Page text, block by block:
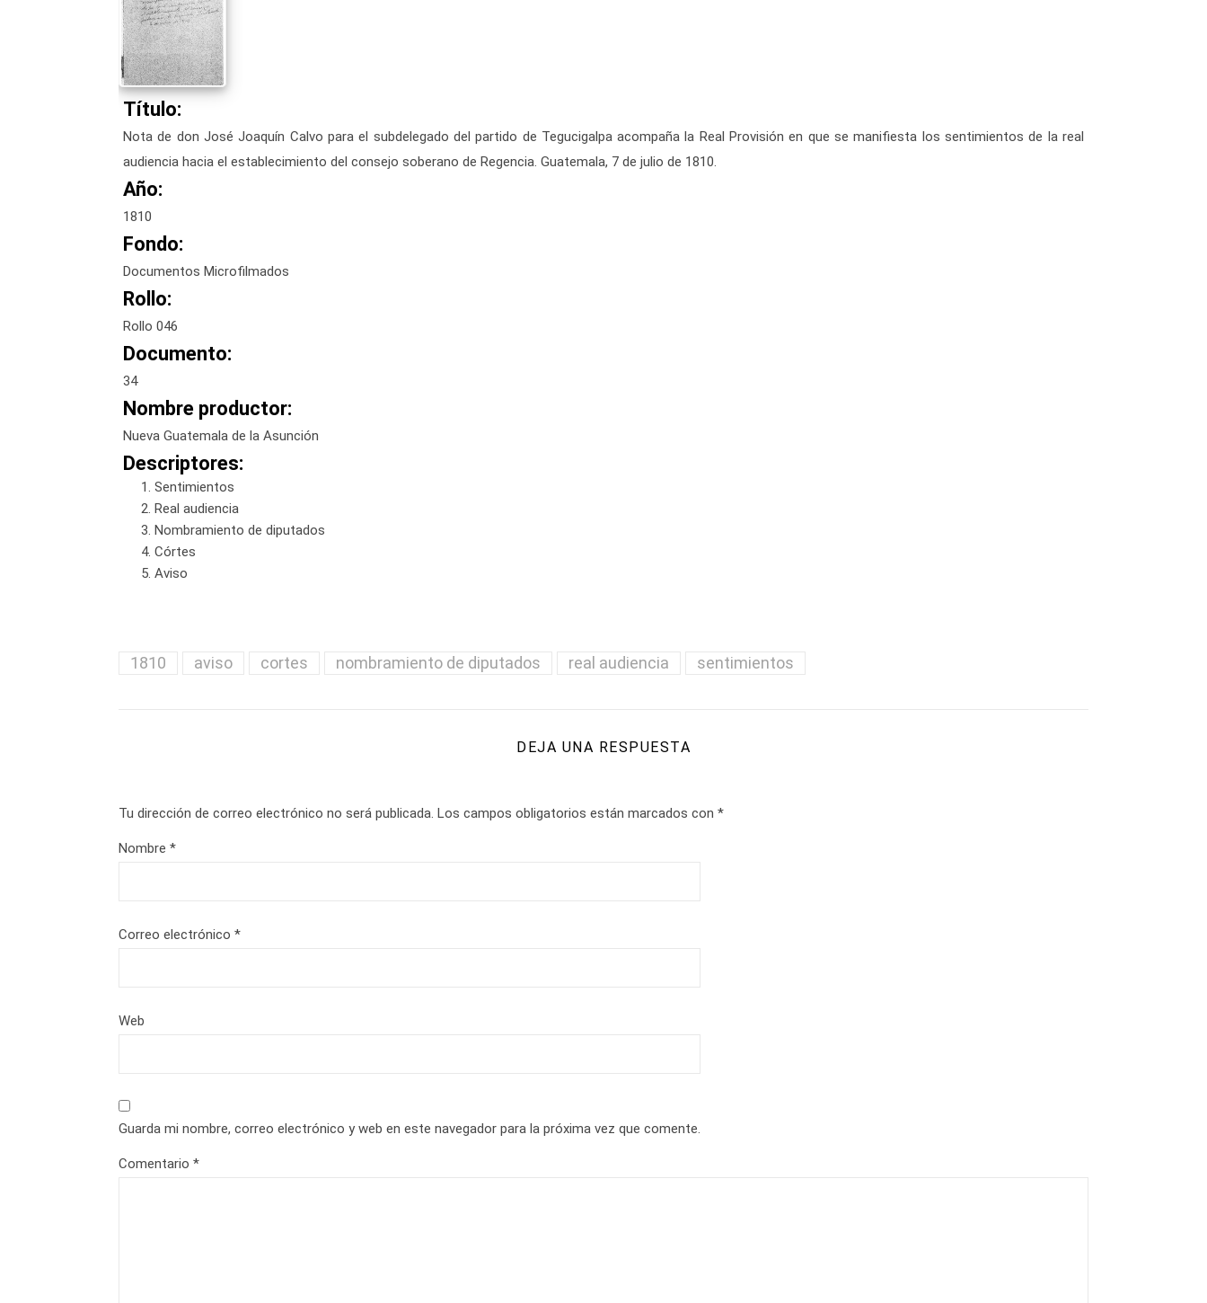
Título:
Nota de don José Joaquín Calvo para el subdelegado del partido de Tegucigalpa acompaña la Real Provisión en que se manifiesta los sentimientos de la real
audiencia hacia el establecimiento del consejo soberano de Regencia. Guatemala, 7 de julio de 1810.
Año:
1810
Fondo:
Documentos Microfilmados
Rollo:
Rollo 046
Documento:
34
Nombre productor:
Nueva Guatemala de la Asunción
Descriptores:
Sentimientos
Real audiencia
Nombramiento de diputados
Córtes
Aviso
1810 aviso cortes nombramiento de diputados real audiencia sentimientos
DEJA UNA RESPUESTA
Tu dirección de correo electrónico no será publicada. Los campos obligatorios están marcados con *
Nombre *
Correo electrónico *
Web
Guarda mi nombre, correo electrónico y web en este navegador para la próxima vez que comente.
Comentario *